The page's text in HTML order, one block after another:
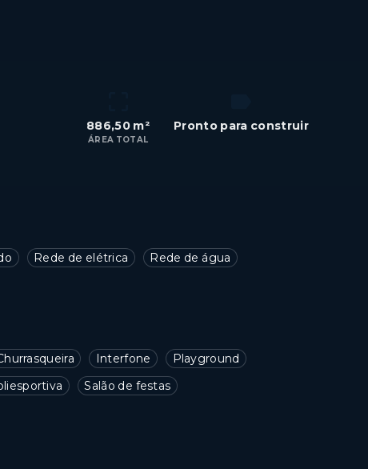
886,50 m²
ÁREA TOTAL
Pronto para construir
Rede de elétrica
Rede de água
Interfone
Playground
Salão de festas